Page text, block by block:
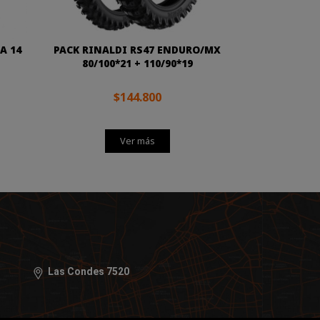
14
PACK RINALDI RS47 ENDURO/MX
80/100*21 + 110/90*19
$144.800
Ver más
Las Condes 7520